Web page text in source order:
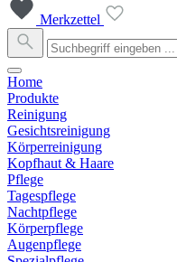
Merkzettel
Home
Produkte
Reinigung
Gesichtsreinigung
Körperreinigung
Kopfhaut & Haare
Pflege
Tagespflege
Nachtpflege
Körperpflege
Augenpflege